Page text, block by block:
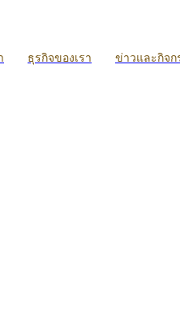
ธุรกิจของเรา ข่าวและกิจก